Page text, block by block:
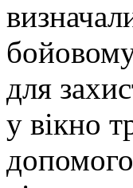
для
у вікно